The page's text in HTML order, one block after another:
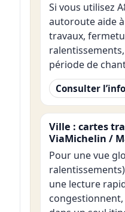
Si vous utilisez
autoroute aide
travaux,
période de
Consulter
Ville : cartes
ViaMichelin /
Pour une vue
une lecture